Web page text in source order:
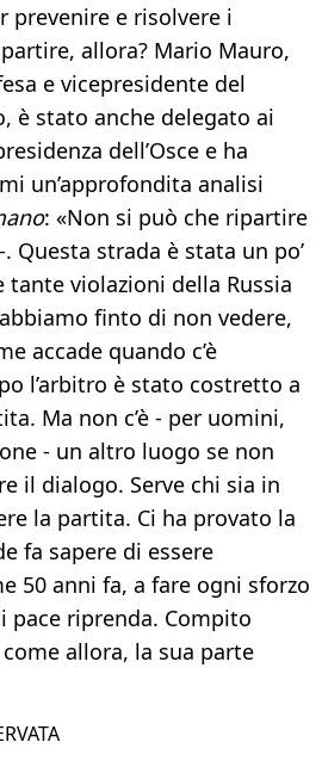
prevenire e risolvere i
allora? Mario Mauro,
e vicepresidente del
è stato anche delegato ai
dell’Osce e ha
un’approfondita analisi
: «Non si può che ripartire
. Questa strada è stata un po’
violazioni della Russia
finto di non vedere,
accade quando c’è
l’arbitro è stato costretto a
Ma non c’è - per uomini,
- un altro luogo se non
il dialogo. Serve chi sia in
la partita. Ci ha provato la
fa sapere di essere
50 anni fa, a fare ogni sforzo
pace riprenda. Compito
allora, la sua parte